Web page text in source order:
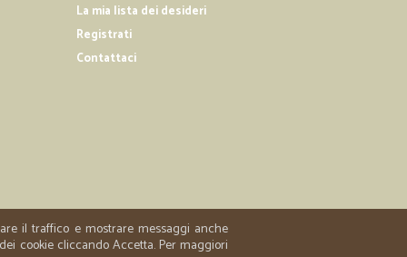
La mia lista dei desideri
Registrati
Contattaci
il traffico e mostrare messaggi anche
cookie cliccando Accetta. Per maggiori